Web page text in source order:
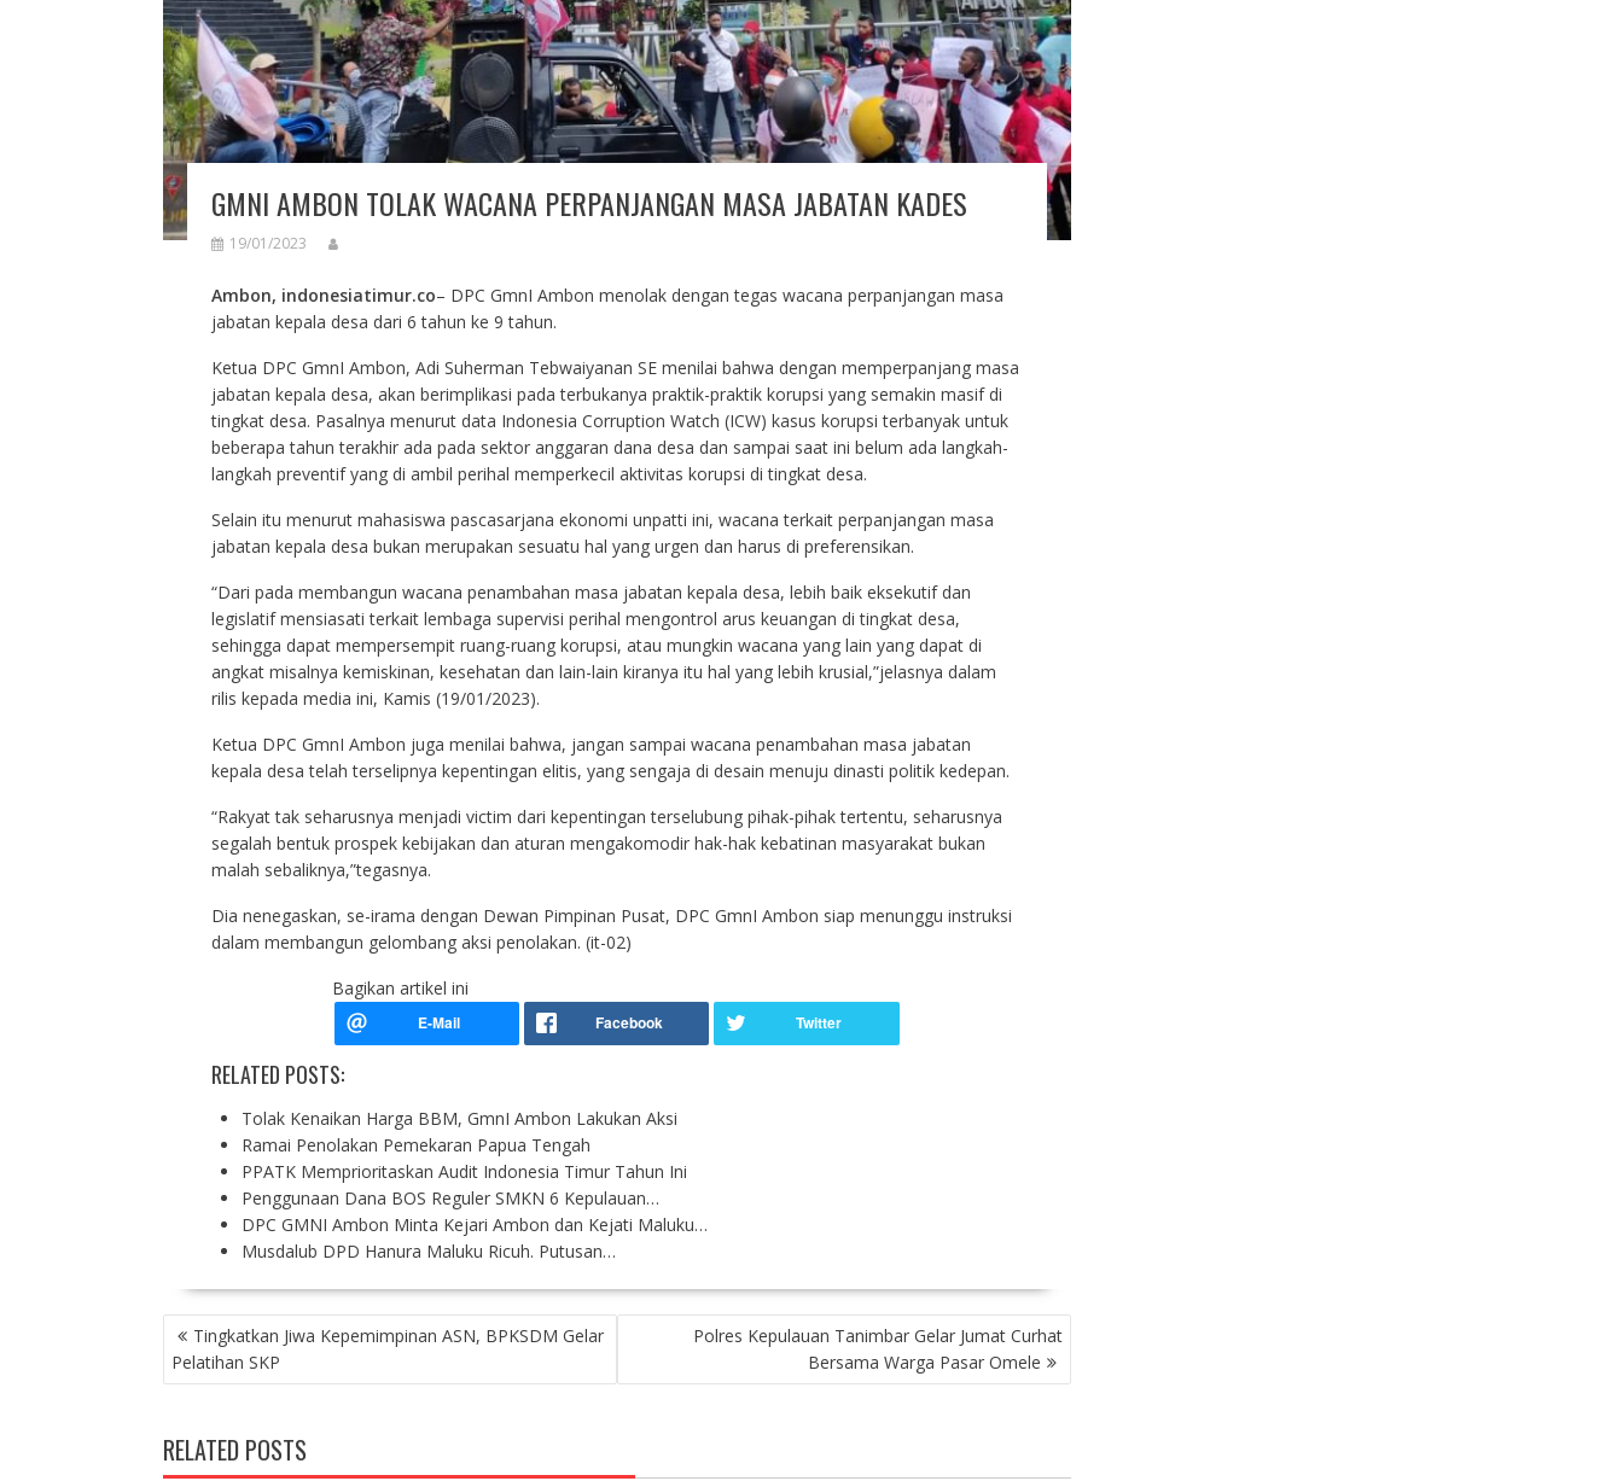
GMNI AMBON TOLAK WACANA PERPANJANGAN MASA JABATAN KADES
19/01/2023
Ambon, indonesiatimur.co– DPC GmnI Ambon menolak dengan tegas wacana perpanjangan masa
jabatan kepala desa dari 6 tahun ke 9 tahun.
Ketua DPC GmnI Ambon, Adi Suherman Tebwaiyanan SE menilai bahwa dengan memperpanjang masa
jabatan kepala desa, akan berimplikasi pada terbukanya praktik-praktik korupsi yang semakin masif di
tingkat desa. Pasalnya menurut data Indonesia Corruption Watch (ICW) kasus korupsi terbanyak untuk
beberapa tahun terakhir ada pada sektor anggaran dana desa dan sampai saat ini belum ada langkah-
langkah preventif yang di ambil perihal memperkecil aktivitas korupsi di tingkat desa.
Selain itu menurut mahasiswa pascasarjana ekonomi unpatti ini, wacana terkait perpanjangan masa
jabatan kepala desa bukan merupakan sesuatu hal yang urgen dan harus di preferensikan.
“Dari pada membangun wacana penambahan masa jabatan kepala desa, lebih baik eksekutif dan
legislatif mensiasati terkait lembaga supervisi perihal mengontrol arus keuangan di tingkat desa,
sehingga dapat mempersempit ruang-ruang korupsi, atau mungkin wacana yang lain yang dapat di
angkat misalnya kemiskinan, kesehatan dan lain-lain kiranya itu hal yang lebih krusial,”jelasnya dalam
rilis kepada media ini, Kamis (19/01/2023).
Ketua DPC GmnI Ambon juga menilai bahwa, jangan sampai wacana penambahan masa jabatan
kepala desa telah terselipnya kepentingan elitis, yang sengaja di desain menuju dinasti politik kedepan.
“Rakyat tak seharusnya menjadi victim dari kepentingan terselubung pihak-pihak tertentu, seharusnya
segalah bentuk prospek kebijakan dan aturan mengakomodir hak-hak kebatinan masyarakat bukan
malah sebaliknya,”tegasnya.
Dia nenegaskan, se-irama dengan Dewan Pimpinan Pusat, DPC GmnI Ambon siap menunggu instruksi
dalam membangun gelombang aksi penolakan. (it-02)
Bagikan artikel ini
RELATED POSTS:
Tolak Kenaikan Harga BBM, GmnI Ambon Lakukan Aksi
Ramai Penolakan Pemekaran Papua Tengah
PPATK Memprioritaskan Audit Indonesia Timur Tahun Ini
Penggunaan Dana BOS Reguler SMKN 6 Kepulauan…
DPC GMNI Ambon Minta Kejari Ambon dan Kejati Maluku…
Musdalub DPD Hanura Maluku Ricuh. Putusan…
P
O
S
N
A
Tingkatkan Jiwa Kepemimpinan ASN, BPKSDM Gelar
Pelatihan SKP
Polres Kepulauan Tanimbar Gelar Jumat Curhat
Bersama Warga Pasar Omele
RELATED POSTS